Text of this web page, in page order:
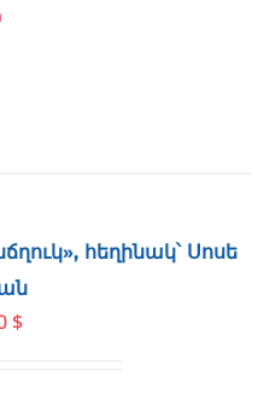
հեղինակ՝ Սոսե
$Price